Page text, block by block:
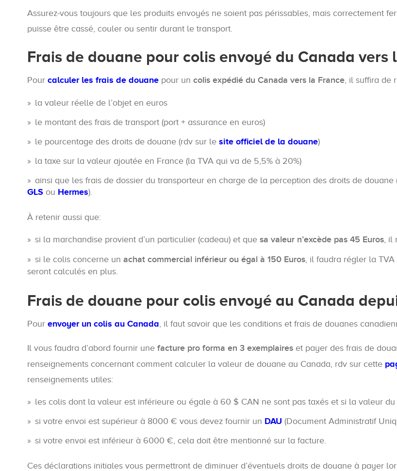
Assurez-vous toujours que les produits envoyés ne soient pas périssables, mais correctement
puisse être cassé, couler ou sentir durant le transport.
Frais de douane pour colis envoyé du Canada vers
Pour calculer les frais de douane pour un colis expédié du Canada vers la France, il suffira de
la valeur réelle de l’objet en euros
le montant des frais de transport (port + assurance en euros)
le pourcentage des droits de douane (rdv sur le site officiel de la douane)
la taxe sur la valeur ajoutée en France (la TVA qui va de 5,5% à 20%)
ainsi que les frais de dossier du transporteur en charge de la perception des droits de douane
GLS ou Hermes).
À retenir aussi que:
si la marchandise provient d’un particulier (cadeau) et que sa valeur n’excède pas 45 Euros, il
si le colis concerne un achat commercial inférieur ou égal à 150 Euros, il faudra régler la TVA
seront calculés en plus.
Frais de douane pour colis envoyé au Canada
Pour envoyer un colis au Canada, il faut savoir que les conditions et frais de douanes
Il vous faudra d’abord fournir une facture pro forma en 3 exemplaires et payer des frais de
renseignements concernant comment calculer la valeur de douane au Canada, rdv sur cette
renseignements utiles:
les colis dont la valeur est inférieure ou égale à 60 $ CAN ne sont pas taxés et si la valeur
si votre envoi est supérieur à 8000 € vous devez fournir un DAU (Document Administratif
si votre envoi est inférieur à 6000 €, cela doit être mentionné sur la facture.
Ces déclarations initiales vous permettront de diminuer d’éventuels droits de douane à payer